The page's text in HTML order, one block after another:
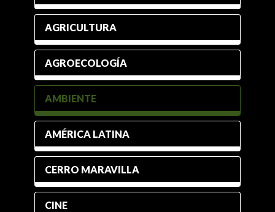
AGRICULTURA
AGROECOLOGÍA
AMBIENTE
AMÉRICA LATINA
CERRO MARAVILLA
CINE